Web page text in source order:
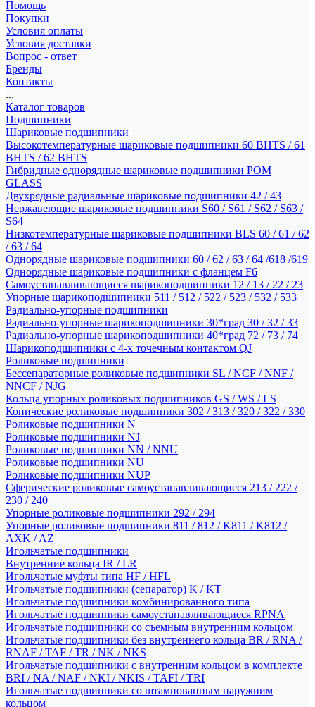
Помощь
Покупки
Условия оплаты
Условия доставки
Вопрос - ответ
Бренды
Контакты
...
Каталог товаров
Подшипники
Шариковые подшипники
Высокотемпературные шариковые подшипники 60 BHTS / 61
BHTS / 62 BHTS
Гибридные однорядные шариковые подшипники POM
GLASS
Двухрядные радиальные шариковые подшипники 42 / 43
Нержавеющие шариковые подшипники S60 / S61 / S62 / S63 /
S64
Низкотемпературные шариковые подшипники BLS 60 / 61 / 62
/ 63 / 64
Однорядные шариковые подшипники 60 / 62 / 63 / 64 /618 /619
Однорядные шариковые подшипники с фланцем F6
Самоустанавливающиеся шарикоподшипники 12 / 13 / 22 / 23
Упорные шарикоподшипники 511 / 512 / 522 / 523 / 532 / 533
Радиально-упорные подшипники
Радиально-упорные шарикоподшипники 30*град 30 / 32 / 33
Радиально-упорные шарикоподшипники 40*град 72 / 73 / 74
Шарикоподшипники с 4-х точечным контактом QJ
Роликовые подшипники
Бессепараторные роликовые подшипники SL / NCF / NNF /
NNCF / NJG
Кольца упорных роликовых подшипников GS / WS / LS
Конические роликовые подшипники 302 / 313 / 320 / 322 / 330
Роликовые подшипники N
Роликовые подшипники NJ
Роликовые подшипники NN / NNU
Роликовые подшипники NU
Роликовые подшипники NUP
Сферические роликовые самоустанавливающиеся 213 / 222 /
230 / 240
Упорные роликовые подшипники 292 / 294
Упорные роликовые подшипники 811 / 812 / K811 / K812 /
AXK / AZ
Игольчатые подшипники
Внутренние кольца IR / LR
Игольчатые муфты типа HF / HFL
Игольчатые подшипники (сепаратор) K / KT
Игольчатые подшипники комбинированного типа
Игольчатые подшипники самоустанавливающиеся RPNA
Игольчатые подшипники со съемным внутренним кольцом
Игольчатые подшипники без внутреннего кольца BR / RNA /
RNAF / TAF / TR / NK / NKS
Игольчатые подшипники с внутренним кольцом в комплекте
BRI / NA / NAF / NKI / NKIS / TAFI / TRI
Игольчатые подшипники со штампованным наружним
кольцом